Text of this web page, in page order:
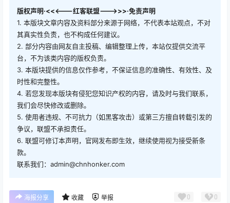
版权声明·<<<---红客联盟--->>>·免责声明
1. 本版块文章内容及资料部分来源于网络，不代表本站观点，不对
其真实性负责，也不构成任何建议。
2. 部分内容由网友自主投稿、编辑整理上传，本站仅提供交流平
台，不为该类内容的版权负责。
3. 本版块提供的信息仅作参考，不保证信息的准确性、有效性、及
时性和完整性。
4. 若您发现本版块有侵犯您知识产权的内容，请及时与我们联系，
我们会尽快修改或删除。
5. 使用者违规、不可抗力（如黑客攻击）或第三方擅自转载引发的
争议，联盟不承担责任。
6. 联盟可修订本声明，官网发布即生效，继续使用视为接受新条
款。
联系我们：admin@chnhonker.com
海报分享 收藏 举报 0 0